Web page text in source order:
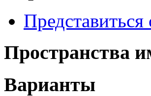
Представиться
Пространства
Варианты